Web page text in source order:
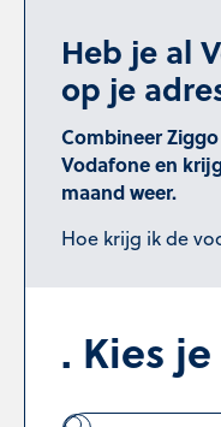
Heb je al
op je
Combineer
Vodafone en
maand weer.
Hoe krijg ik de
Kies